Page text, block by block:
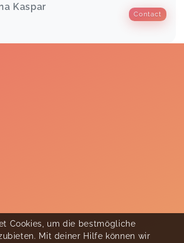
Kaspar
Contact
Cookies, um die bestmögliche
Mit deiner Hilfe können wir